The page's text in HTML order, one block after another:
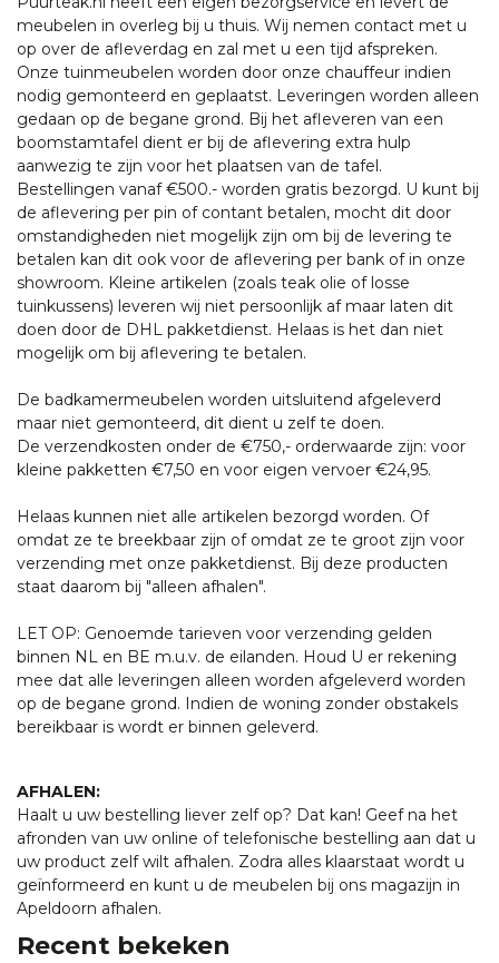
meubelen in overleg bij u thuis. Wij nemen contact met u
op over de afleverdag en zal met u een tijd afspreken.
Onze tuinmeubelen worden door onze chauffeur indien
nodig gemonteerd en geplaatst. Leveringen worden alleen
gedaan op de begane grond. Bij het afleveren van een
boomstamtafel dient er bij de aflevering extra hulp
aanwezig te zijn voor het plaatsen van de tafel.
Bestellingen vanaf €500.- worden gratis bezorgd. U kunt bij
de aflevering per pin of contant betalen, mocht dit door
omstandigheden niet mogelijk zijn om bij de levering te
betalen kan dit ook voor de aflevering per bank of in onze
showroom. Kleine artikelen (zoals teak olie of losse
tuinkussens) leveren wij niet persoonlijk af maar laten dit
doen door de DHL pakketdienst. Helaas is het dan niet
mogelijk om bij aflevering te betalen.
De badkamermeubelen worden uitsluitend afgeleverd
maar niet gemonteerd, dit dient u zelf te doen.
De verzendkosten onder de €750,- orderwaarde zijn: voor
kleine pakketten €7,50 en voor eigen vervoer €24,95.
Helaas kunnen niet alle artikelen bezorgd worden. Of
omdat ze te breekbaar zijn of omdat ze te groot zijn voor
verzending met onze pakketdienst. Bij deze producten
staat daarom bij "alleen afhalen".
LET OP: Genoemde tarieven voor verzending gelden
binnen NL en BE m.u.v. de eilanden. Houd U er rekening
mee dat alle leveringen alleen worden afgeleverd worden
op de begane grond. Indien de woning zonder obstakels
bereikbaar is wordt er binnen geleverd.
AFHALEN:
Haalt u uw bestelling liever zelf op? Dat kan! Geef na het
afronden van uw online of telefonische bestelling aan dat u
uw product zelf wilt afhalen. Zodra alles klaarstaat wordt u
geïnformeerd en kunt u de meubelen bij ons magazijn in
Apeldoorn afhalen.
Recent bekeken